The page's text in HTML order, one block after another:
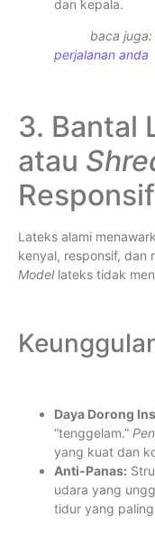
dan kepala.
baca juga:
perjalanan anda
3. Bantal
atau
Lateks alami
kenyal, responsif, dan
Modellateks tidak
Daya Dorong
“tenggelam.”
yang kuat dan
Anti-Panas:
udara yang
tidur yang